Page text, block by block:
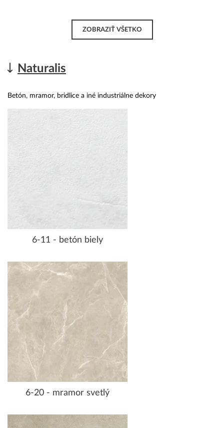
ZOBRAZIŤ VŠETKO
Naturalis
Betón, mramor, bridlice a iné industriálne dekory
6-11 - betón biely
6-20 - mramor svetlý